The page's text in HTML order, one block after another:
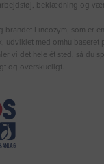
beklædning og
brandet Lincozym, som er
udviklet med omhu baseret
vi det hele ét sted, så du
og overskueligt.